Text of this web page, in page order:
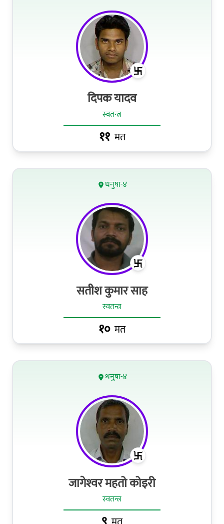
दिपक यादव
स्वतन्त्र
११ मत
धनुषा-४
सतीश कुमार साह
स्वतन्त्र
१० मत
धनुषा-४
जागेश्‍वर महतो कोइरी
स्वतन्त्र